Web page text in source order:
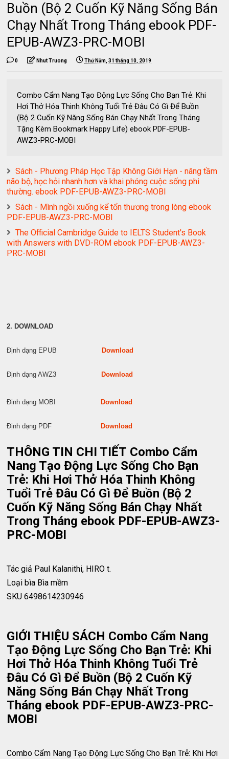
Buồn (Bộ 2 Cuốn Kỹ Năng Sống Bán
Chạy Nhất Trong Tháng ebook PDF-
EPUB-AWZ3-PRC-MOBI
0 Nhut Truong Thứ Năm, 31 tháng 10, 2019
Combo Cẩm Nang Tạo Động Lực Sống Cho Bạn Trẻ: Khi
Hơi Thở Hóa Thinh Không Tuổi Trẻ Đâu Có Gì Để Buồn
(Bộ 2 Cuốn Kỹ Năng Sống Bán Chạy Nhất Trong Tháng
Tặng Kèm Bookmark Happy Life) ebook PDF-EPUB-
AWZ3-PRC-MOBI
Sách - Phương Pháp Học Tập Không Giới Hạn - nâng tầm
não bộ, học hỏi nhanh hơn và khai phóng cuộc sống phi
thường. ebook PDF-EPUB-AWZ3-PRC-MOBI
Sách - Mình ngồi xuống kể tổn thương trong lòng ebook
PDF-EPUB-AWZ3-PRC-MOBI
The Official Cambridge Guide to IELTS Student's Book
with Answers with DVD-ROM ebook PDF-EPUB-AWZ3-
PRC-MOBI
2. DOWNLOAD
Định dạng EPUB Download
Định dạng AWZ3 Download
Định dạng MOBI Download
Định dạng PDF Download
THÔNG TIN CHI TIẾT Combo Cẩm
Nang Tạo Động Lực Sống Cho Bạn
Trẻ: Khi Hơi Thở Hóa Thinh Không
Tuổi Trẻ Đâu Có Gì Để Buồn (Bộ 2
Cuốn Kỹ Năng Sống Bán Chạy Nhất
Trong Tháng ebook PDF-EPUB-AWZ3-
PRC-MOBI
Tác giả Paul Kalanithi, HIRO t.
Loại bìa Bìa mềm
SKU 6498614230946
GIỚI THIỆU SÁCH Combo Cẩm Nang
Tạo Động Lực Sống Cho Bạn Trẻ: Khi
Hơi Thở Hóa Thinh Không Tuổi Trẻ
Đâu Có Gì Để Buồn (Bộ 2 Cuốn Kỹ
Năng Sống Bán Chạy Nhất Trong
Tháng ebook PDF-EPUB-AWZ3-PRC-
MOBI
Combo Cẩm Nang Tạo Động Lực Sống Cho Bạn Trẻ: Khi Hơi